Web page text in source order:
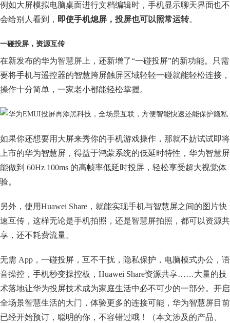
例如大屏模拟电脑桌面进行文档编辑时，手机显示聊天界面也不
会给别人看到， 即使手机熄屏，投屏也可以照常运转。
一碰投屏，资源互传
在新发布的华为智慧屏上，还新增了“一碰投屏”的新功能。只需
要将手机与遥控器的智慧跨屏触屏区域轻轻一碰就能轻松连接，
操作十分简单，一家老小都能轻松掌握。
如果你还想要用大屏来秀你的手机游戏操作，那就不妨试试即将
上市的华为智慧屏，得益于鸿蒙系统的低延时特性，华为智慧屏
能做到 60Hz 100ms 的高帧率低延时投屏，轻松享受超大视觉体
验。
另外，使用Huawei Share，就能实现手机与智慧屏之间的图片快
速互传，这样无论是手机拍照，还是智慧屏拍照，都可以资源共
享，还不耗费流量。
无需 App，一碰投屏，互不干扰，隐私保护，电脑模式办公，语
音操控，手机秒变操控板，Huawei Share资源共享……大量的技
术落地让华为投屏技术成为家庭生活中必不可少的一部分。开启
全场景智慧生活的大门，体验更多的连接可能，华为智慧屏目前
已经开始预订，聪明的你，不容错过哦！（本文涉及的产品、